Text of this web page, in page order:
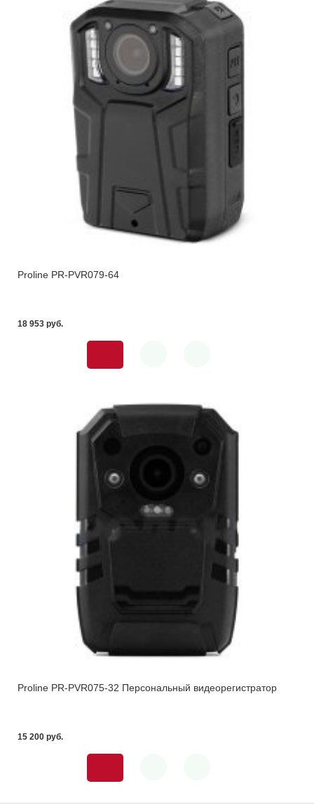
Proline PR-PVR079-64
18 953 pуб.
Proline PR-PVR075-32 Персональный видеорегистратор
15 200 pуб.